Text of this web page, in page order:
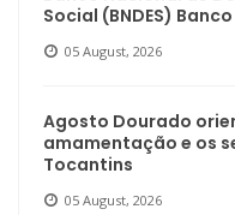
Social (BNDES)
05 August, 2026
Agosto Dourado
amamentação e os
Tocantins
05 August, 2026